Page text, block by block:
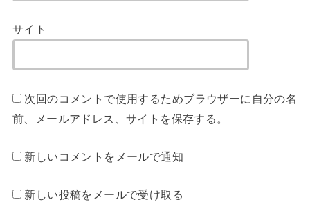
サイト
次回のコメントで使用するためブラウザーに自分の名
前、メールアドレス、サイトを保存する。
新しいコメントをメールで通知
新しい投稿をメールで受け取る